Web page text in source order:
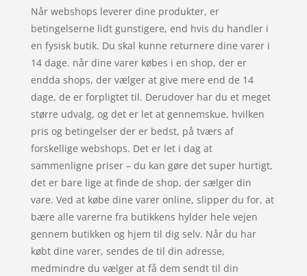
Når webshops leverer dine produkter, er
betingelserne lidt gunstigere, end hvis du handler i
en fysisk butik. Du skal kunne returnere dine varer i
14 dage. når dine varer købes i en shop, der er
endda shops, der vælger at give mere end de 14
dage, de er forpligtet til. Derudover har du et meget
større udvalg, og det er let at gennemskue, hvilken
pris og betingelser der er bedst, på tværs af
forskellige webshops. Det er let i dag at
sammenligne priser – du kan gøre det super hurtigt,
det er bare lige at finde de shop, der sælger din
vare. Ved at købe dine varer online, slipper du for, at
bære alle varerne fra butikkens hylder hele vejen
gennem butikken og hjem til dig selv. Når du har
købt dine varer, sendes de til din adresse,
medmindre du vælger at få dem sendt til din